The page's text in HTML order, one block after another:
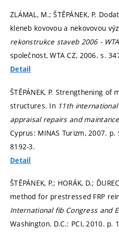
ZLÁMAL, M.; ŠTĚPÁNEK, P.
kleneb kovovou a nekovovou
rekonstrukce staveb 2006 -
společnost, WTA CZ, 2006.s.
Detail
ŠTĚPÁNEK, P. Strengthening of
structures. In 11th
appraisal repairs and
Cyprus: MINAS Turizm, 2007. p.
8192-3.
Detail
ŠTĚPÁNEK, P.; HORÁK, D.;
method for prestressed FRP
International fib Congress and
Washington. D.C.: PCI, 2010. p.